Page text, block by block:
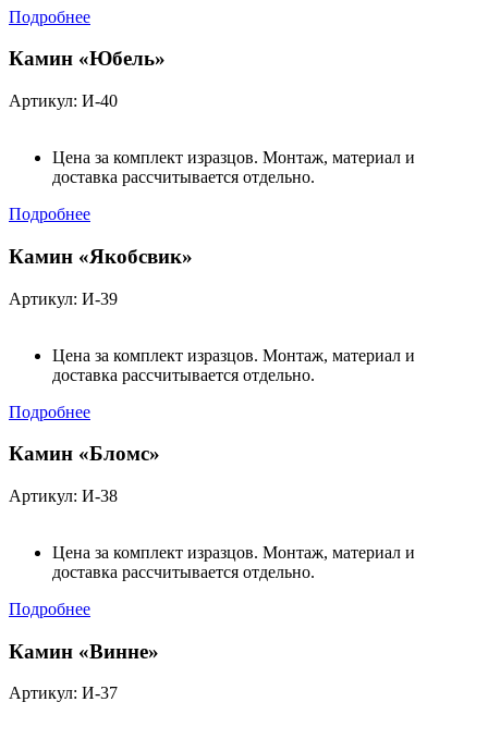
Подробнее
Камин «Юбель»
Артикул: И-40
Цена за комплект изразцов. Монтаж, материал и
доставка рассчитывается отдельно.
Подробнее
Камин «Якобсвик»
Артикул: И-39
Цена за комплект изразцов. Монтаж, материал и
доставка рассчитывается отдельно.
Подробнее
Камин «Бломс»
Артикул: И-38
Цена за комплект изразцов. Монтаж, материал и
доставка рассчитывается отдельно.
Подробнее
Камин «Винне»
Артикул: И-37